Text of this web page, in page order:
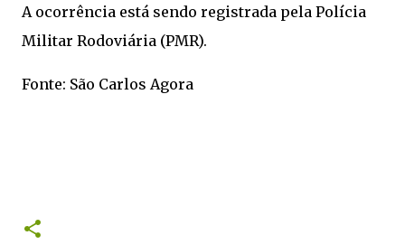
A ocorrência está sendo registrada pela Polícia
Militar Rodoviária (PMR).
Fonte: São Carlos Agora